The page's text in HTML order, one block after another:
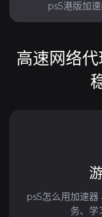
ps5港版加
高速网络
ps5怎么用加速
务、学